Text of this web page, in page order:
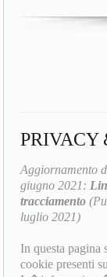
PRIVACY
Aggiornamento
giugno 2021:
tracciamento
luglio 2021)
In questa
cookie presenti